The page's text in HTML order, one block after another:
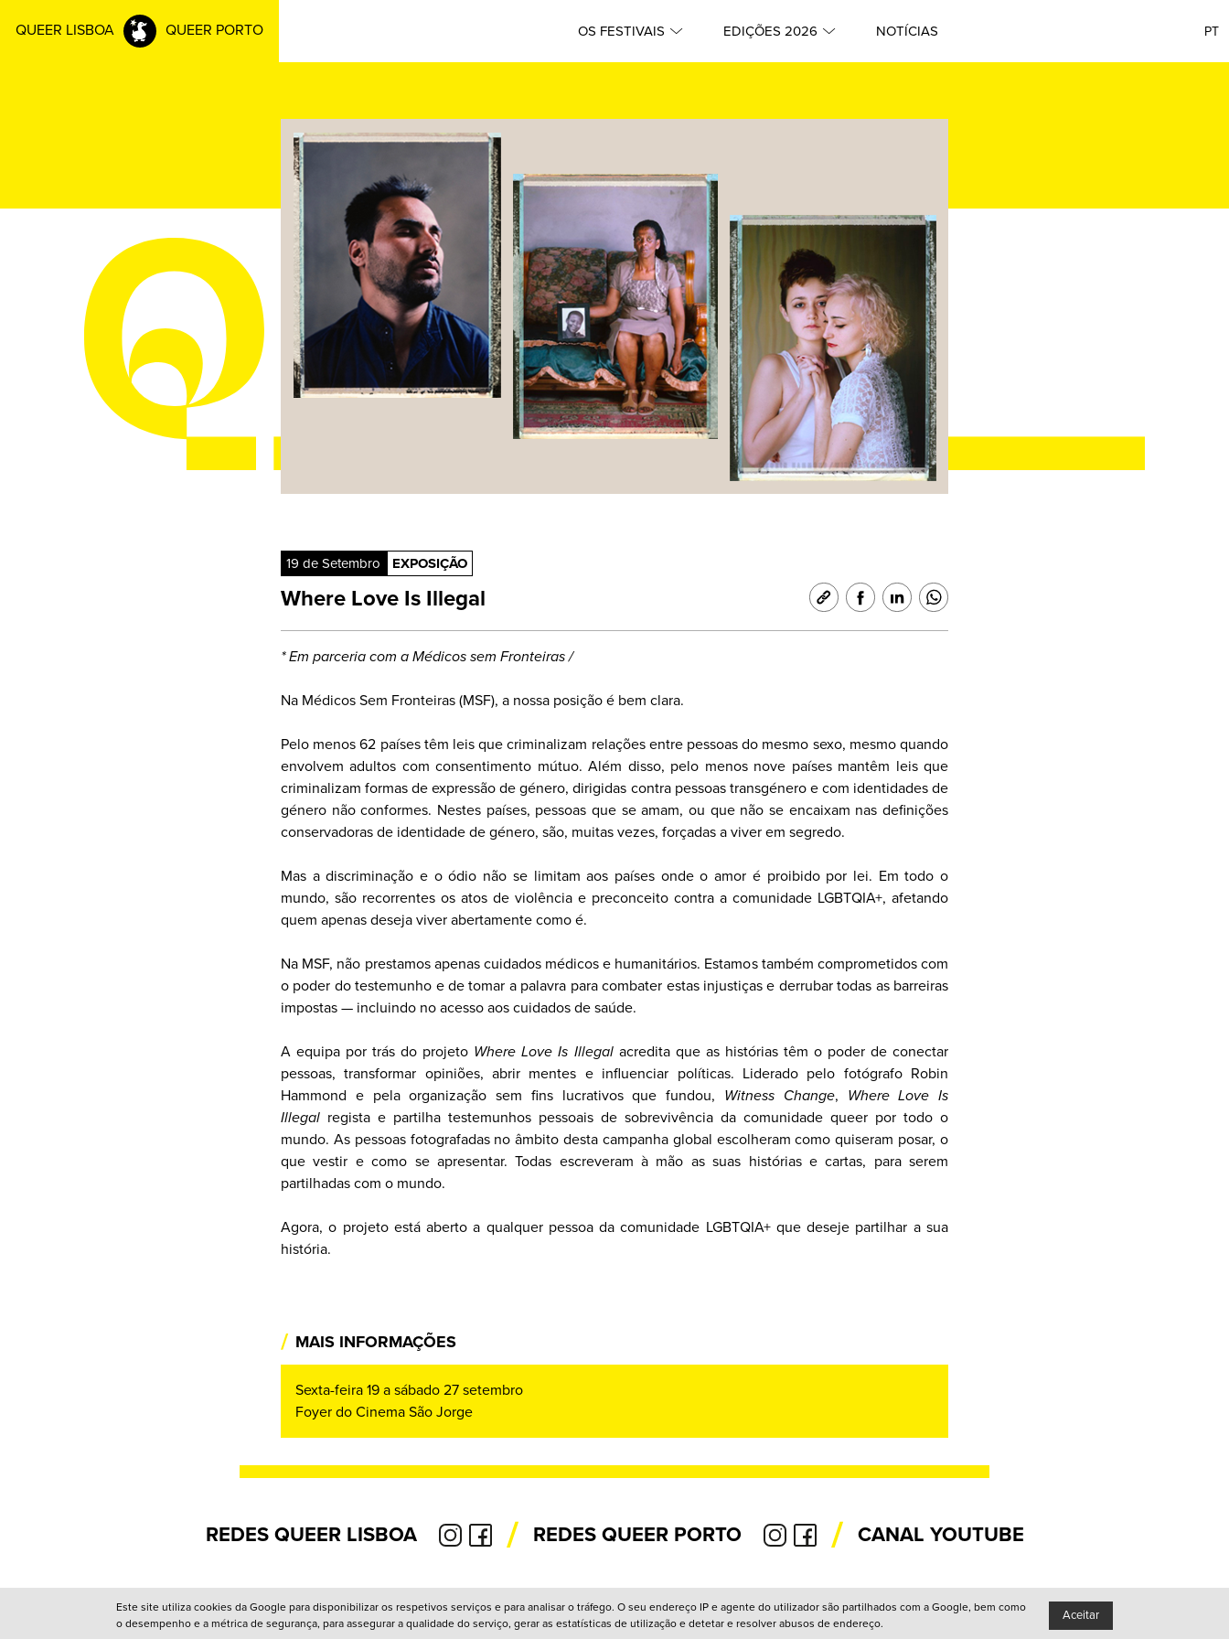
QUEER LISBOA QUEER PORTO OS FESTIVAIS EDIÇÕES 2026 NOTÍCIAS PT
19 de Setembro EXPOSIÇÃO
Where Love Is Illegal
* Em parceria com a Médicos sem Fronteiras /
Na Médicos Sem Fronteiras (MSF), a nossa posição é bem clara.
Pelo menos 62 países têm leis que criminalizam relações entre pessoas do mesmo sexo, mesmo quando
envolvem adultos com consentimento mútuo. Além disso, pelo menos nove países mantêm leis que
criminalizam formas de expressão de género, dirigidas contra pessoas transgénero e com identidades de
género não conformes. Nestes países, pessoas que se amam, ou que não se encaixam nas definições
conservadoras de identidade de género, são, muitas vezes, forçadas a viver em segredo.
Mas a discriminação e o ódio não se limitam aos países onde o amor é proibido por lei. Em todo o
mundo, são recorrentes os atos de violência e preconceito contra a comunidade LGBTQIA+, afetando
quem apenas deseja viver abertamente como é.
Na MSF, não prestamos apenas cuidados médicos e humanitários. Estamos também comprometidos com
o poder do testemunho e de tomar a palavra para combater estas injustiças e derrubar todas as barreiras
impostas — incluindo no acesso aos cuidados de saúde.
A equipa por trás do projeto Where Love Is Illegal acredita que as histórias têm o poder de conectar
pessoas, transformar opiniões, abrir mentes e influenciar políticas. Liderado pelo fotógrafo Robin
Hammond e pela organização sem fins lucrativos que fundou, Witness Change, Where Love Is
Illegal regista e partilha testemunhos pessoais de sobrevivência da comunidade queer por todo o
mundo. As pessoas fotografadas no âmbito desta campanha global escolheram como quiseram posar, o
que vestir e como se apresentar. Todas escreveram à mão as suas histórias e cartas, para serem
partilhadas com o mundo.
Agora, o projeto está aberto a qualquer pessoa da comunidade LGBTQIA+ que deseje partilhar a sua
história.
/ MAIS INFORMAÇÕES
Sexta-feira 19 a sábado 27 setembro
Foyer do Cinema São Jorge
REDES QUEER LISBOA / REDES QUEER PORTO / CANAL YOUTUBE
João Pascoal Studio / Development: After You Política de Privacidade Copyright: Associação Cultural Janela Indiscreta
Este site utiliza cookies da Google para disponibilizar os respetivos serviços e para analisar o tráfego. O seu endereço IP e agente do utilizador são partilhados com a Google, bem como
o desempenho e a métrica de segurança, para assegurar a qualidade do serviço, gerar as estatísticas de utilização e detetar e resolver abusos de endereço.
Aceitar